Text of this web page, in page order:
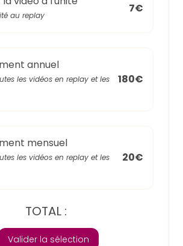
au replay
7€
annuel
les vidéos en replay et les
180€
mensuel
les vidéos en replay et les
20€
TOTAL :
Valider la sélection